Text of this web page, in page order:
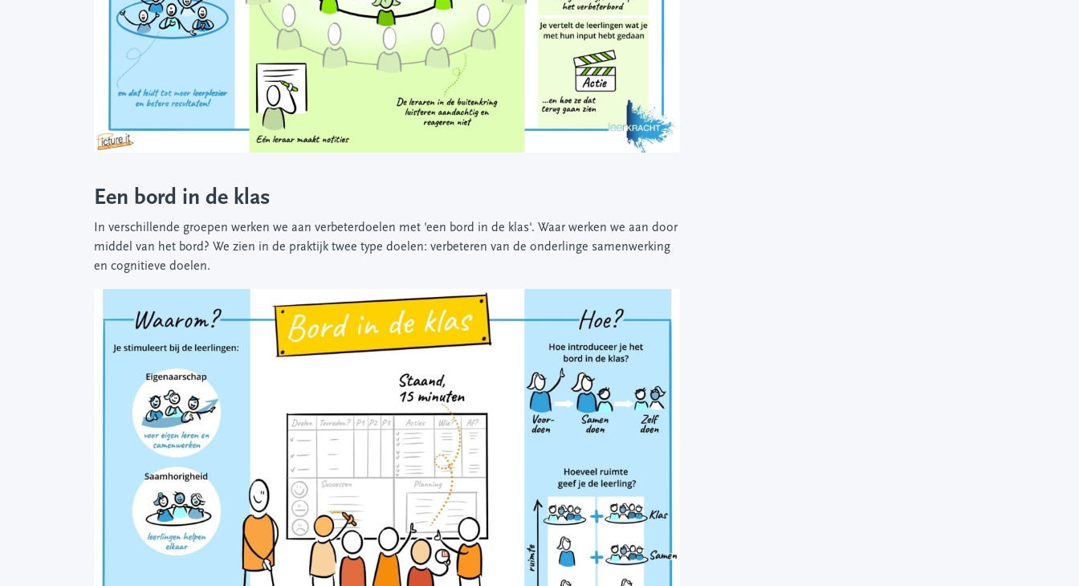
Een bord in de klas
In verschillende groepen werken we aan verbeterdoelen met 'een bord in de klas'. Waar werken we aan door
middel van het bord? We zien in de praktijk twee type doelen: verbeteren van de onderlinge samenwerking
en cognitieve doelen.